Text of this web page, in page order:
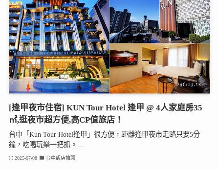
[逢甲夜市住宿] KUN Tour Hotel 逢甲 @ 4人家庭房35
㎡,逛夜市超方便,高CP值旅店！
台中「Kun Tour Hotel逢甲」很方便，距離逢甲夜市走路只要5分
鐘，吃喝玩樂一把抓。...
2025-07-08 台中飯店推薦